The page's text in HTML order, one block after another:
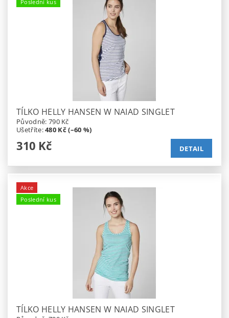
Poslední kus
TÍLKO HELLY HANSEN W NAIAD SINGLET
Původně: 790 Kč
Ušetříte:480 Kč (–60 %)
310 Kč DETAIL
Akce
Poslední kus
TÍLKO HELLY HANSEN W NAIAD SINGLET